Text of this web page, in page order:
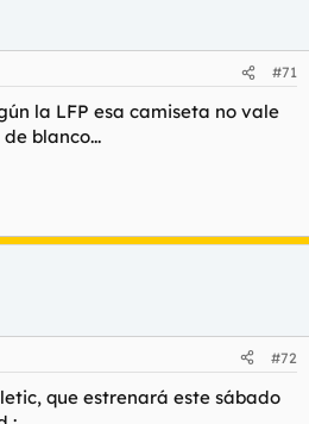
#71
la LFP esa camiseta no vale
blanco...
#72
que estrenará este sábado